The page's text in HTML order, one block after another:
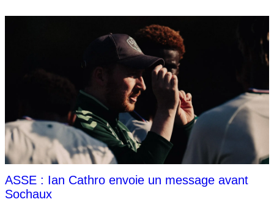
ASSE : Ian Cathro envoie un message avant
Sochaux